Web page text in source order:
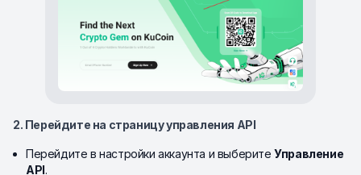
2. Перейдите на страницу управления API
Перейдите в настройки аккаунта и выберитеУправление
API.